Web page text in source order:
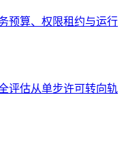
预算、权限租约与运行
评估从单步许可转向轨